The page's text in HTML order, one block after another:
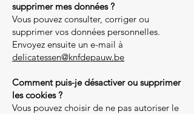
supprimer mes données ?
Vous pouvez consulter, corriger ou
supprimer vos données personnelles.
Envoyez ensuite un e-mail à
delicatessen@knfdepauw.be
Comment puis-je désactiver ou supprimer
les cookies ?
Vous pouvez choisir de ne pas autoriser le